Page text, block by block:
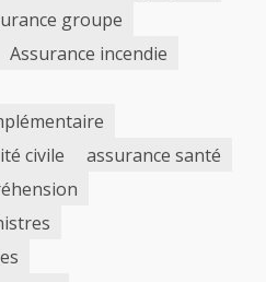
groupe
Assurance incendie
civile
assurance santé